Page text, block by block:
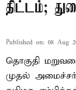
திட்டம்;
Published on: 08 Aug
தொகுதி
முதல்